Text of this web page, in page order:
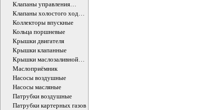
Клапаны управления
впускного коллектора
Клапаны холостого хода
ДВС
Коллекторы впускные
Кольца поршневые
Крышки двигателя
Крышки клапанные
Крышки маслозаливной
горловины
Маслоприёмник
Насосы воздушные
Насосы масляные
Патрубки воздушные
Патрубки картерных газов